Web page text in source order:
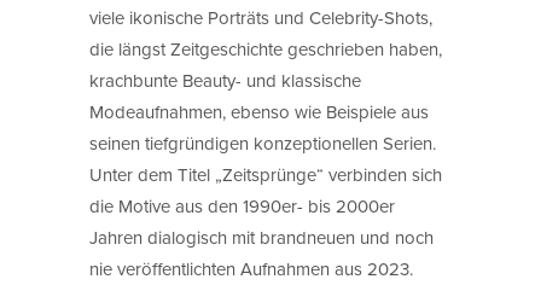
viele ikonische Porträts und Celebrity-Shots,
die längst Zeitgeschichte geschrieben haben,
krachbunte Beauty- und klassische
Modeaufnahmen, ebenso wie Beispiele aus
seinen tiefgründigen konzeptionellen Serien.
Unter dem Titel „Zeitsprünge“ verbinden sich
die Motive aus den 1990er- bis 2000er
Jahren dialogisch mit brandneuen und noch
nie veröffentlichten Aufnahmen aus 2023.